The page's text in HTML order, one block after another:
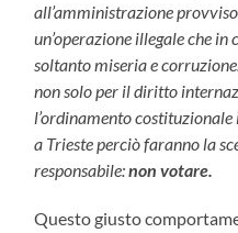
all’amministrazione
un’operazione illegale che
soltanto miseria e
non solo per il diritto
l’ordinamento
a Trieste perciò faranno la
responsabile:non votare.
Questo giusto